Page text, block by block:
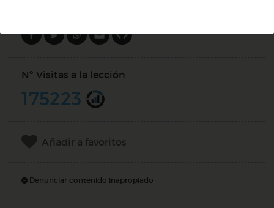
Nº Visitas a la lección
175223
Añadir a favoritos
Denunciar contenido inapropiado